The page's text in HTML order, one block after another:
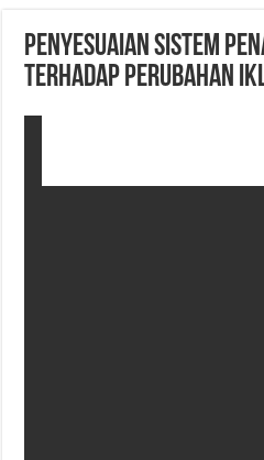
PENYESUAIAN SISTEM
TERHADAP PERUBAHAN